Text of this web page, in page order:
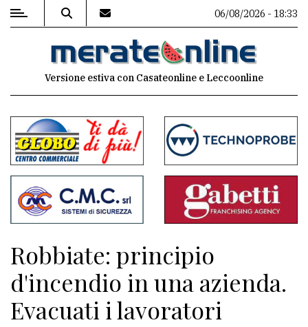
MENU
commenti
Contenuti
del
sito
Associazioni
Meteo
06/08/2026 - 18:33
Versione estiva con Casateonline e Leccoonline
Robbiate: principio
d'incendio in una azienda.
Evacuati i lavoratori